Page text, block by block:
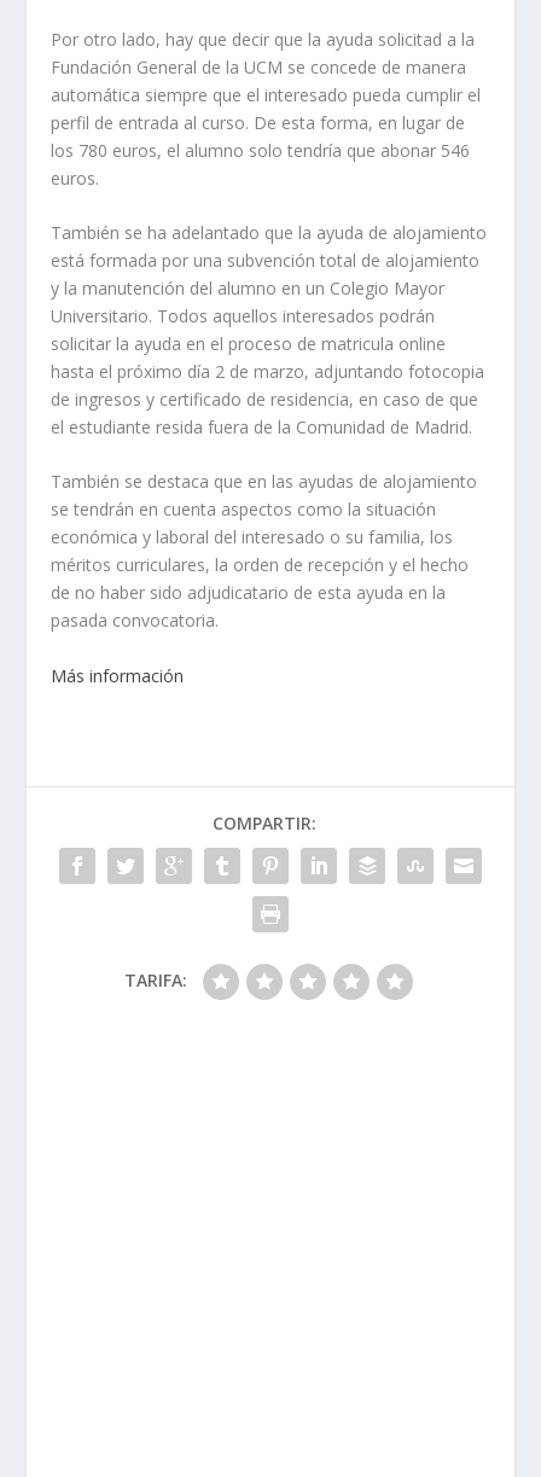
Por otro lado, hay que decir que la ayuda solicitad a la
Fundación General de la UCM se concede de manera
automática siempre que el interesado pueda cumplir el
perfil de entrada al curso. De esta forma, en lugar de
los 780 euros, el alumno solo tendría que abonar 546
euros.
También se ha adelantado que la ayuda de alojamiento
está formada por una subvención total de alojamiento
y la manutención del alumno en un Colegio Mayor
Universitario. Todos aquellos interesados podrán
solicitar la ayuda en el proceso de matricula online
hasta el próximo día 2 de marzo, adjuntando fotocopia
de ingresos y certificado de residencia, en caso de que
el estudiante resida fuera de la Comunidad de Madrid.
También se destaca que en las ayudas de alojamiento
se tendrán en cuenta aspectos como la situación
económica y laboral del interesado o su familia, los
méritos curriculares, la orden de recepción y el hecho
de no haber sido adjudicatario de esta ayuda en la
pasada convocatoria.
Más información
COMPARTIR:
TARIFA: